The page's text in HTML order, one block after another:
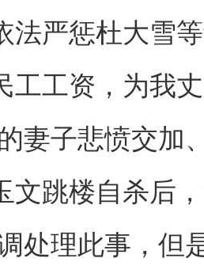
法严惩杜大雪
工工资，为我
妻子悲愤交加
文跳楼自杀后
处理此事，但